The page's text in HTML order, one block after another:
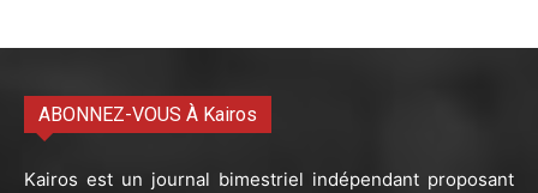
ABONNEZ-VOUS À Kairos
Kairos est un journal bimestriel indépendant proposant